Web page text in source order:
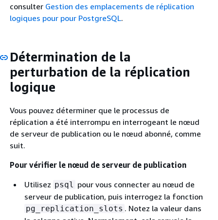
consulter Gestion des emplacements de réplication
logiques pour pour PostgreSQL.
Détermination de la
perturbation de la réplication
logique
Vous pouvez déterminer que le processus de
réplication a été interrompu en interrogeant le nœud
de serveur de publication ou le nœud abonné, comme
suit.
Pour vérifier le nœud de serveur de publication
Utilisez psql
pour vous connecter au nœud de
serveur de publication, puis interrogez la fonction
pg_replication_slots . Notez la valeur dans